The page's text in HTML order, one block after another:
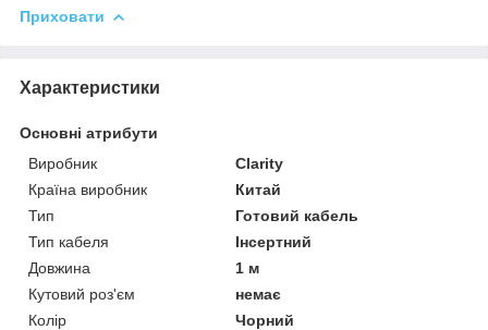
Приховати
Характеристики
Основні атрибути
Виробник
Clarity
Країна виробник
Китай
Тип
Готовий кабель
Тип кабеля
Інсертний
Довжина
1 м
Кутовий роз'єм
немає
Колір
Чорний